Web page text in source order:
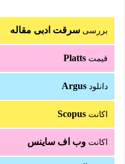
بررسی سرقت ادبی مقاله
قیمت Platts
دانلود Argus
اکانت Scopus
اکانت وب اف ساینس